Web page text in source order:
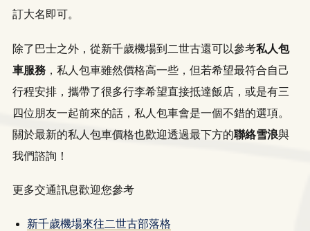
訂大名即可。
除了巴士之外，從新千歲機場到二世古還可以參考私人包
車服務，私人包車雖然價格高一些，但若希望最符合自己
行程安排，攜帶了很多行李希望直接抵達飯店，或是有三
四位朋友一起前來的話，私人包車會是一個不錯的選項。
關於最新的私人包車價格也歡迎透過最下方的聯絡雪浪與
我們諮詢！
更多交通訊息歡迎您參考
新千歲機場來往二世古部落格